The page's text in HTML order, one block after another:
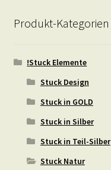
Produkt-Kategorien
!Stuck Elemente
Stuck Design
Stuck in GOLD
Stuck in Silber
Stuck in Teil-Silber
Stuck Natur